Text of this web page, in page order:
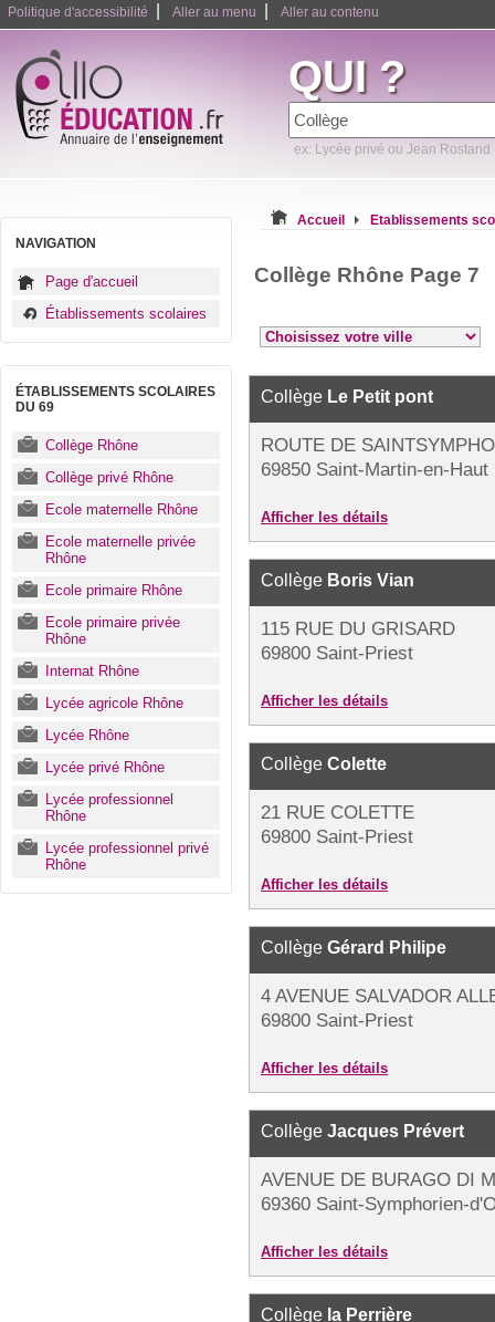
Politique d'accessibilité Aller au menu Aller au contenu
QUI ?
ex: Lycée privé ou Jean Rostand
NAVIGATION
Page d'accueil
Établissements scolaires
ÉTABLISSEMENTS SCOLAIRES
DU 69
Collège Rhône
Collège privé Rhône
Ecole maternelle Rhône
Ecole maternelle privée
Rhône
Ecole primaire Rhône
Ecole primaire privée
Rhône
Internat Rhône
Lycée agricole Rhône
Lycée Rhône
Lycée privé Rhône
Lycée professionnel
Rhône
Lycée professionnel privé
Rhône
Accueil Etablissements
Collège Rhône Page 7
Collège Le Petit pont
ROUTE DE
69850 Saint-Martin-en-Haut
Afficher les détails
Collège Boris Vian
115 RUE DU GRISARD
69800 Saint-Priest
Afficher les détails
Collège Colette
21 RUE COLETTE
69800 Saint-Priest
Afficher les détails
Collège Gérard Philipe
4 AVENUE SALVADOR
69800 Saint-Priest
Afficher les détails
Collège Jacques Prévert
AVENUE DE BURAGO DI
69360 Saint-Symphorien-
Afficher les détails
Collège la Perrière